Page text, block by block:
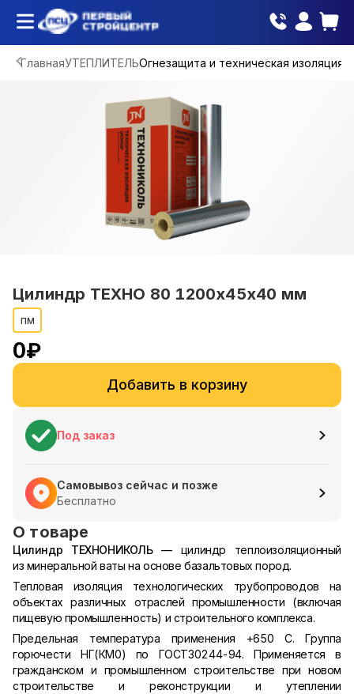
ГлавнаяУТЕПЛИТЕЛЬОгнезащита и техническая изоляция
Цилиндр ТЕХНО 80 1200х45х40 мм
пм
0₽
Добавить в корзину
Под заказ
Самовывоз сейчас и позже
Бесплатно
О товаре
Цилиндр ТЕХНОНИКОЛЬ— цилиндр теплоизоляционный
из минеральной ваты на основе базальтовых пород.
Тепловая изоляция технологических трубопроводов на
объектах различных отраслей промышленности (включая
пищевую промышленность) и строительного комплекса.
Предельная температура применения +650 С. Группа
горючести НГ(КМ0) по ГОСТ30244-94. Применяется в
гражданском и промышленном строительстве при новом
строительстве и реконструкции и утеплении